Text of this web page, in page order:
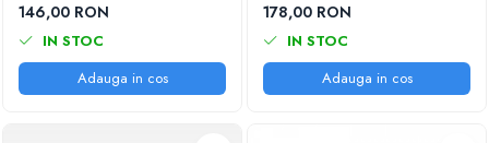
146,00 RON
IN STOC
Adauga in cos
178,00 RON
IN STOC
Adauga in cos